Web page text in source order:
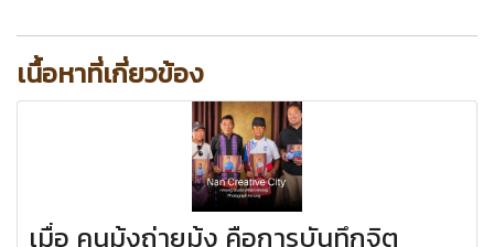
เนื้อหาที่เกี่ยวข้อง
เมื่อ คนม้งถ่ายม้ง คือการบันทึกจิต